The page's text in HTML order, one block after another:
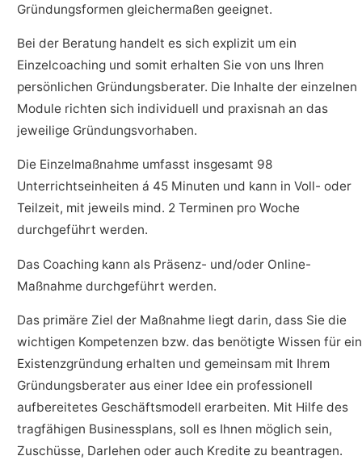
Gründungsformen gleichermaßen geeignet.
Bei der Beratung handelt es sich explizit um ein
Einzelcoaching und somit erhalten Sie von uns Ihren
persönlichen Gründungsberater. Die Inhalte der einzelnen
Module richten sich individuell und praxisnah an das
jeweilige Gründungsvorhaben.
Die Einzelmaßnahme umfasst insgesamt 98
Unterrichtseinheiten á 45 Minuten und kann in Voll- oder
Teilzeit, mit jeweils mind. 2 Terminen pro Woche
durchgeführt werden.
Das Coaching kann als Präsenz- und/oder Online-
Maßnahme durchgeführt werden.
Das primäre Ziel der Maßnahme liegt darin, dass Sie die
wichtigen Kompetenzen bzw. das benötigte Wissen für
Existenzgründung erhalten und gemeinsam mit Ihrem
Gründungsberater aus einer Idee ein professionell
aufbereitetes Geschäftsmodell erarbeiten. Mit Hilfe des
tragfähigen Businessplans, soll es Ihnen möglich sein,
Zuschüsse, Darlehen oder auch Kredite zu beantragen.